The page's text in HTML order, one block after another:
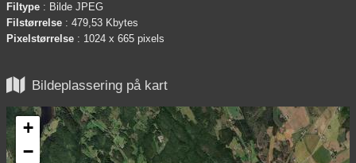
Filtype : Bilde JPEG
Filstørrelse : 479,53 Kbytes
Pixelstørrelse : 1024 x 665 pixels
 Bildeplassering på kart
+
−